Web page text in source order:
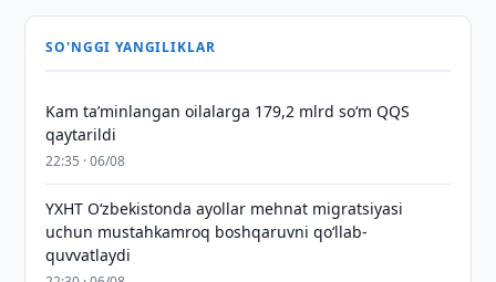
SO'NGGI YANGILIKLAR
Kam taʼminlangan oilalarga 179,2 mlrd so‘m QQS
qaytarildi
22:35 · 06/08
YXHT O‘zbekistonda ayollar mehnat migratsiyasi
uchun mustahkamroq boshqaruvni qo‘llab-
quvvatlaydi